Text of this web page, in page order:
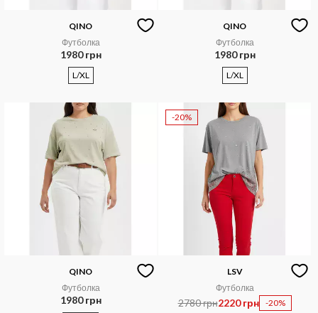
QINO
Футболка
1980 грн
L/XL
QINO
Футболка
1980 грн
L/XL
QINO
Футболка
1980 грн
-20%
LSV
Футболка
2780 грн2220 грн -20%